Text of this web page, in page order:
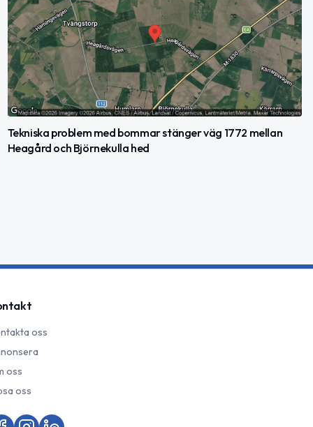
Tekniska problem med bommar stänger väg 1772 mellan
Heagård och Björnekulla hed
oss
oss
oss